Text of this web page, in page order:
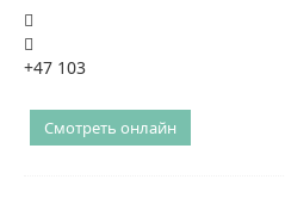
+47 103
Смотреть онлайн